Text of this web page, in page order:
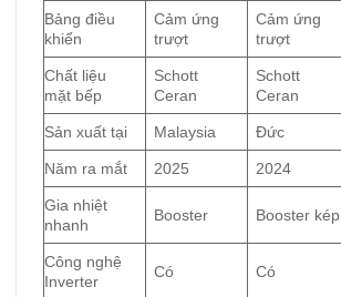
Bảng điều
khiển
Cảm ứng
trượt
Cảm ứng
trượt
Chất liệu
mặt bếp
Schott
Ceran
Schott
Ceran
Sản xuất tại Malaysia Đức
Năm ra mắt 2025 2024
Gia nhiệt
nhanh
Booster Booster kép
Công nghệ
Inverter
Có Có